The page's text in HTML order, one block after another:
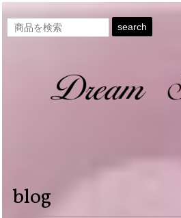
search
blog